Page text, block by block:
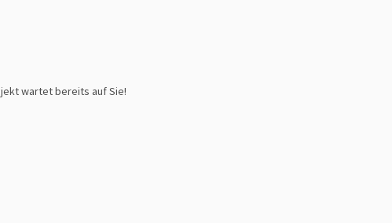
wartet bereits auf Sie!